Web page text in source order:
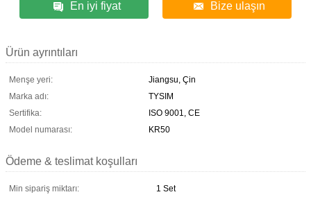
En iyi fiyat Bize ulaşın
Ürün ayrıntıları
Menşe yeri:
Jiangsu, Çin
Marka adı:
TYSIM
Sertifika:
ISO 9001, CE
Model numarası:
KR50
Ödeme & teslimat koşulları
Min sipariş miktarı:
1 Set